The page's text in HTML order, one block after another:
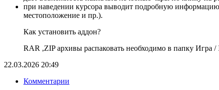
при наведении курсора выводит подробную
местоположение и пр.).
Как установить аддон?
RAR ,ZIP архивы распаковать необходимо в папку Игра /
22.03.2026 20:49
Комментарии